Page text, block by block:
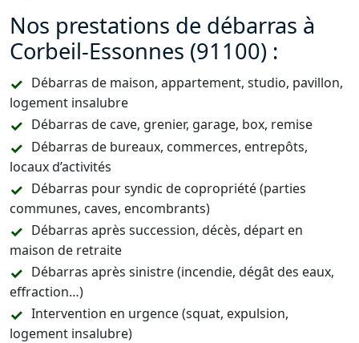
Nos prestations de débarras à
Corbeil-Essonnes (91100) :
Débarras de maison, appartement, studio, pavillon,
logement insalubre
Débarras de cave, grenier, garage, box, remise
Débarras de bureaux, commerces, entrepôts,
locaux d’activités
Débarras pour syndic de copropriété (parties
communes, caves, encombrants)
Débarras après succession, décès, départ en
maison de retraite
Débarras après sinistre (incendie, dégât des eaux,
effraction…)
Intervention en urgence (squat, expulsion,
logement insalubre)